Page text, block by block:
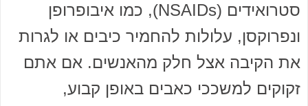
סטרואידים (NSAIDs), כמו איבופרופן
ונפרוקסן, עלולות להחמיר כיבים או לגרות
את הקיבה אצל חלק מהאנשים. אם אתם
זקוקים למשככי כאבים באופן קבוע,